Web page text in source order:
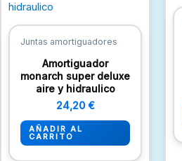
Juntas amortiguadores
Amortiguador
monarch super deluxe
aire y hidraulico
24,20 €
AÑADIR AL
CARRITO